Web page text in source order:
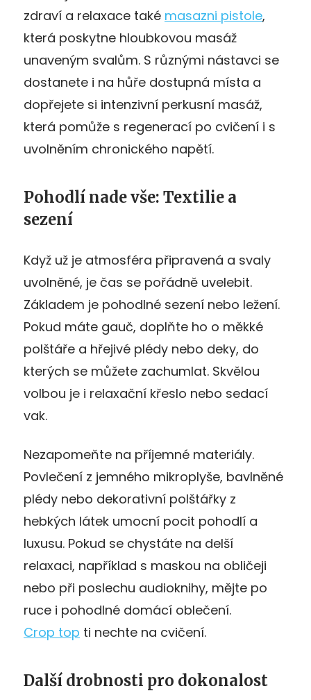
zdraví a relaxace také masazni pistole,
která poskytne hloubkovou masáž
unaveným svalům. S různými nástavci se
dostanete i na hůře dostupná místa a
dopřejete si intenzivní perkusní masáž,
která pomůže s regenerací po cvičení i s
uvolněním chronického napětí.
Pohodlí nade vše: Textilie a
sezení
Když už je atmosféra připravená a svaly
uvolněné, je čas se pořádně uvelebit.
Základem je pohodlné sezení nebo ležení.
Pokud máte gauč, doplňte ho o měkké
polštáře a hřejivé plédy nebo deky, do
kterých se můžete zachumlat. Skvělou
volbou je i relaxační křeslo nebo sedací
vak.
Nezapomeňte na příjemné materiály.
Povlečení z jemného mikroplyše, bavlněné
plédy nebo dekorativní polštářky z
hebkých látek umocní pocit pohodlí a
luxusu. Pokud se chystáte na delší
relaxaci, například s maskou na obličeji
nebo při poslechu audioknihy, mějte po
ruce i pohodlné domácí oblečení.
Crop top ti nechte na cvičení.
Další drobnosti pro dokonalost